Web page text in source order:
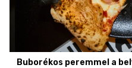
Buborékos peremmel a